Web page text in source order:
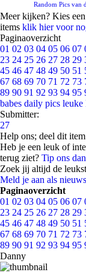
Random Pics van
Meer kijken? Kies
items klik hier voor
Paginaoverzicht
01 02 03 04 05 06 07
23 24 25 26 27 28 29
45 46 47 48 49 50 51
67 68 69 70 71 72 73
89 90 91 92 93 94 95
babes daily pics leuke
Submitter:
27
Help ons; deel dit
Heb je een leuk of
terug ziet? Tip ons
Zoek jij altijd de
Meld je aan als
Paginaoverzicht
01 02 03 04 05 06 07
23 24 25 26 27 28 29
45 46 47 48 49 50 51
67 68 69 70 71 72 73
89 90 91 92 93 94 95
Danny